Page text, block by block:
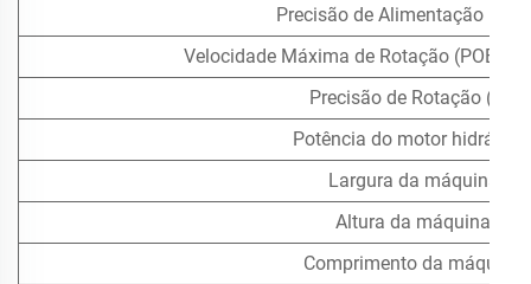
Precisão de Alimentação (±
Velocidade Máxima de Rotação (POB –
Precisão de Rotação (±°)
Potência do motor
Largura da máquina
Altura da máquina
Comprimento da máquina